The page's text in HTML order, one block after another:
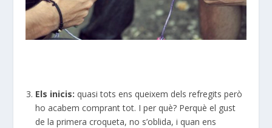
Els inicis:quasi tots ens queixem dels refregits però
ho acabem comprant tot. I per què? Perquè el gust
de la primera croqueta, no s’oblida, i quan ens